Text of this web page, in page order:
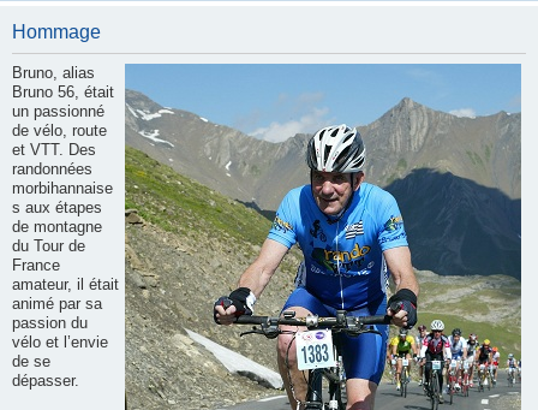
Hommage
Bruno, alias
Bruno 56, était
un passionné
de vélo, route
et VTT. Des
randonnées
morbihannaise
s aux étapes
de montagne
du Tour de
France
amateur, il était
animé par sa
passion du
vélo et l’envie
de se
dépasser.